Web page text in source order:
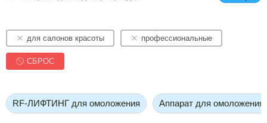
для салонов красоты профессиональные
СБРОС
RF-ЛИФТИНГ для омоложения Аппарат для омоложения